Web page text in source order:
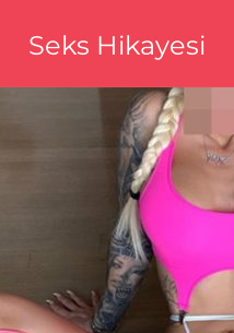
Seks Hikayesi
Hikayeleri,Bedava
Hikayeleri,Aldatma